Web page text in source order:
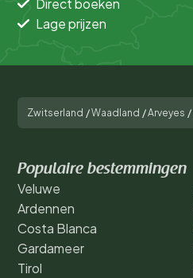
Direct boeken
Lage prijzen
Zwitserland /Waadland /Arveyes /
Populaire bestemmingen
Veluwe
Ardennen
Costa Blanca
Gardameer
Tirol